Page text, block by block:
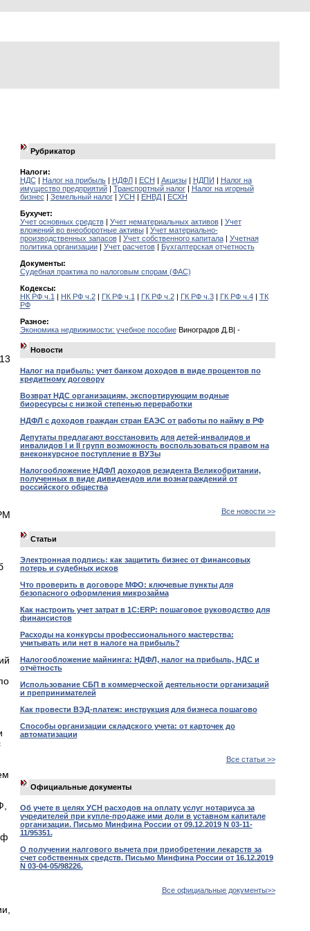
Рубрикатор
Налоги:
НДС| Налог на прибыль| НДФЛ| ЕСН | Акцизы| НДПИ | Налог на
имущество предприятий| Транспортный налог| Налог на игорный
бизнес | Земельный налог| УСН | ЕНВД| ЕСХН
Бухучет:
Учет основных средств| Учет нематериальных активов| Учет
вложений во внеоборотные активы| Учет материально-
производственных запасов| Учет собственного капитала| Учетная
политика организации| Учет расчетов| Бухгалтерская отчетность
Документы:
Судебная практика по налоговым спорам (ФАС)
Кодексы:
НК РФ ч.1 | НК РФ ч.2| ГК РФ ч.1 | ГК РФ ч.2| ГК РФ ч.3| ГК РФ ч.4| ТК
РФ
Разное:
Экономика недвижимости: учебное пособиеВиноградов Д.В| -
Новости
Налог на прибыль: учет банком доходов в виде процентов по
кредитному договору
Возврат НДС организациям, экспортирующим водные
биоресурсы с низкой степенью переработки
НДФЛ с доходов граждан стран ЕАЭС от работы по найму в РФ
Депутаты предлагают восстановить для детей-инвалидов и
инвалидов I и II групп возможность воспользоваться правом на
внеконкурсное поступление в ВУЗы
Налогообложение НДФЛ доходов резидента Великобритании,
полученных в виде дивидендов или вознаграждений от
российского общества
Все новости >>
Статьи
Электронная подпись: как защитить бизнес от финансовых
потерь и судебных исков
Что проверить в договоре МФО: ключевые пункты для
безопасного оформления микрозайма
Как настроить учет затрат в 1С:ERP: пошаговое руководство для
финансистов
Расходы на конкурсы профессионального мастерства:
учитывать или нет в налоге на прибыль?
Налогообложение майнинга: НДФЛ, налог на прибыль, НДС и
отчётность
Использование СБП в коммерческой деятельности организаций
и препринимателей
Как провести ВЭД-платеж: инструкция для бизнеса пошагово
Способы организации складского учета: от карточек до
автоматизации
Все статьи >>
Официальные документы
Об учете в целях УСН расходов на оплату услуг нотариуса за
учредителей при купле-продаже ими доли в уставном капитале
организации. Письмо Минфина России от 09.12.2019 N 03-11-
11/95351.
О получении налгового вычета при приобретении лекарств за
счет собственных средств. Письмо Минфина России от 16.12.2019
N 03-04-05/98226.
Все официальные документы>>